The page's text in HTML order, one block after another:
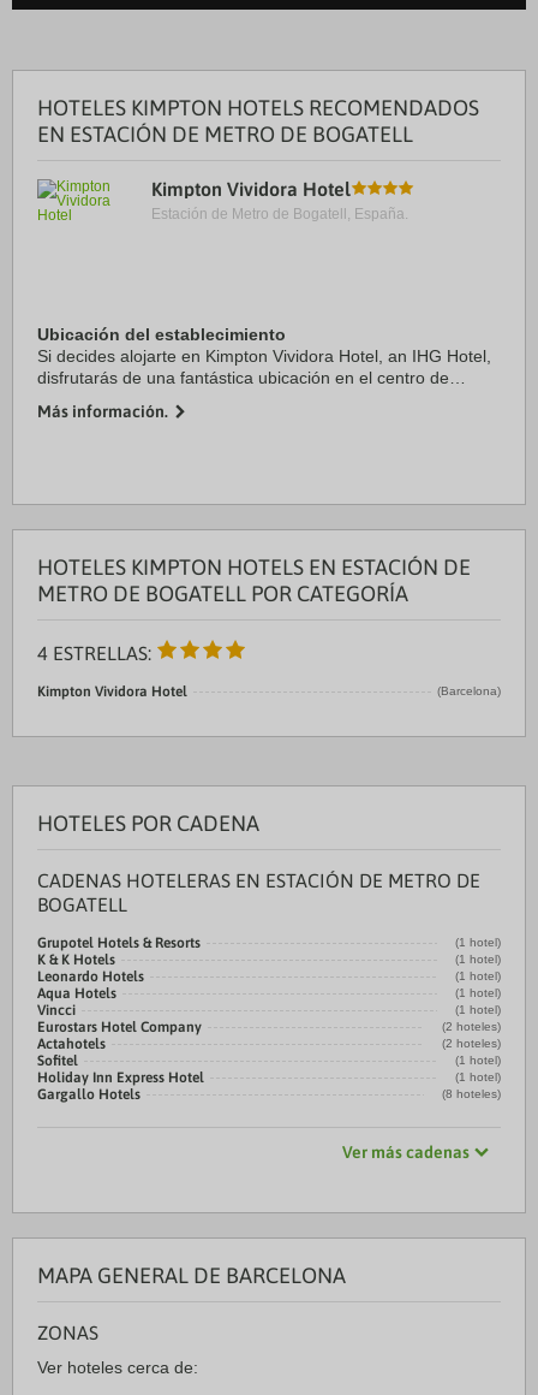
HOTELES KIMPTON HOTELS RECOMENDADOS
EN ESTACIÓN DE METRO DE BOGATELL
Kimpton Vividora Hotel
Estación de Metro de Bogatell, España.
Ubicación del establecimiento
Si decides alojarte en Kimpton Vividora Hotel, an IHG Hotel,
disfrutarás de una fantástica ubicación en el centro de
Catedral de Barcelona. Además, este ...
Más información.
HOTELES KIMPTON HOTELS EN ESTACIÓN DE
METRO DE BOGATELL POR CATEGORÍA
4 ESTRELLAS:
Kimpton Vividora Hotel (Barcelona)
HOTELES POR CADENA
CADENAS HOTELERAS EN ESTACIÓN DE METRO DE
BOGATELL
Grupotel Hotels & Resorts (1 hotel)
K & K Hotels (1 hotel)
Leonardo Hotels (1 hotel)
Aqua Hotels (1 hotel)
Vincci (1 hotel)
Eurostars Hotel Company (2 hoteles)
Actahotels (2 hoteles)
Sofitel (1 hotel)
Holiday Inn Express Hotel (1 hotel)
Gargallo Hotels (8 hoteles)
Ver más cadenas
MAPA GENERAL DE BARCELONA
ZONAS
Ver hoteles cerca de: